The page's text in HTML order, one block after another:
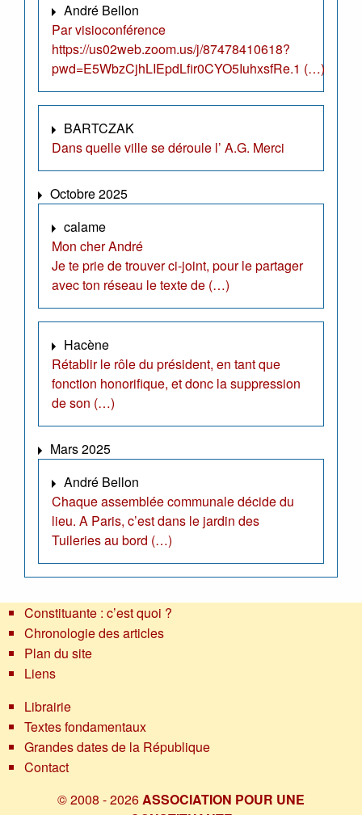
André Bellon
Par visioconférence
https://us02web.zoom.us/j/87478410618?
pwd=E5WbzCjhLIEpdLfir0CYO5IuhxsfRe.1 (…)
BARTCZAK
Dans quelle ville se déroule l’ A.G. Merci
Octobre 2025
calame
Mon cher André
Je te prie de trouver ci-joint, pour le partager
avec ton réseau le texte de (…)
Hacène
Rétablir le rôle du président, en tant que
fonction honorifique, et donc la suppression
de son (…)
Mars 2025
André Bellon
Chaque assemblée communale décide du
lieu. A Paris, c’est dans le jardin des
Tuileries au bord (…)
Constituante : c’est quoi ?
Chronologie des articles
Plan du site
Liens
Librairie
Textes fondamentaux
Grandes dates de la République
Contact
© 2008 - 2026ASSOCIATION POUR UNE